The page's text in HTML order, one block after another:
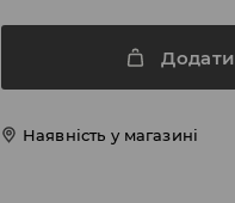
Додати
Наявність у магазині